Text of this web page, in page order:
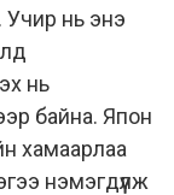
Учир нь энэ
нь
байна. Япон
хамаарлаа
нэмэгдүүлж